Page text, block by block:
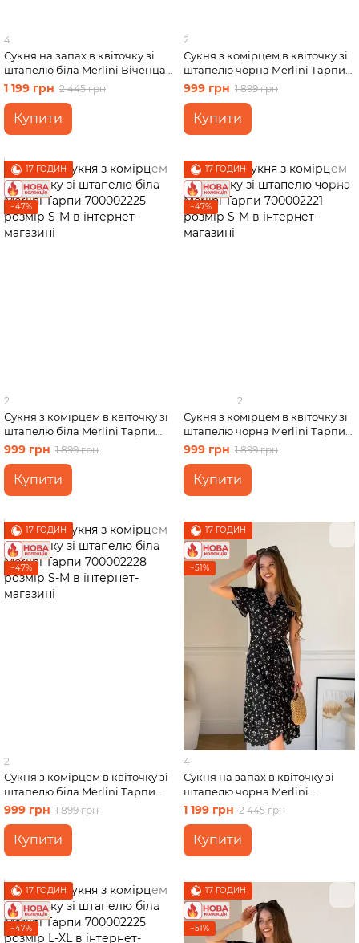
4
Сукня на запах в квіточку зі
штапелю біла Merlini Віченца
700002208 розмір 2XL-3XL
1 199 грн 2 445 грн
Купити
2
Сукня з комірцем в квіточку зі
штапелю чорна Merlini Тарпи
700002221 розмір L-XL
999 грн 1 899 грн
Купити
17 ГОДИН
−47%
2
Сукня з комірцем в квіточку зі
штапелю біла Merlini Тарпи
700002225 розмір S-M
999 грн 1 899 грн
Купити
17 ГОДИН
−47%
2
Сукня з комірцем в квіточку зі
штапелю чорна Merlini Тарпи
700002221 розмір S-M
999 грн 1 899 грн
Купити
17 ГОДИН
−47%
2
Сукня з комірцем в квіточку зі
штапелю біла Merlini Тарпи
700002228 розмір S-M
999 грн 1 899 грн
Купити
17 ГОДИН
−51%
4
Сукня на запах в квіточку зі
штапелю чорна Merlini
Віченца 700002206 розмір L-
1 199 грн 2 445 грн
Купити
17 ГОДИН
−47%
17 ГОДИН
−51%